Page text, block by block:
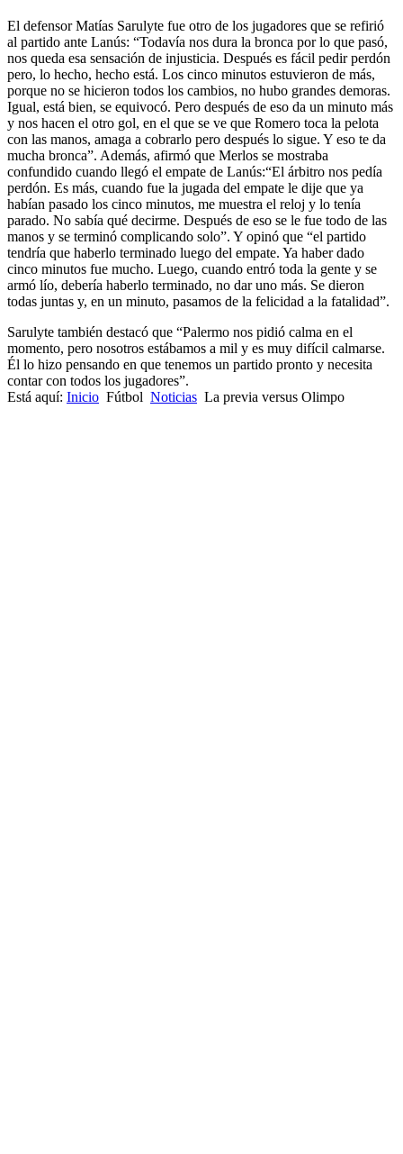
El defensor Matías Sarulyte fue otro de los jugadores que se refirió
al partido ante Lanús: “Todavía nos dura la bronca por lo que pasó,
nos queda esa sensación de injusticia. Después es fácil pedir perdón
pero, lo hecho, hecho está. Los cinco minutos estuvieron de más,
porque no se hicieron todos los cambios, no hubo grandes demoras.
Igual, está bien, se equivocó. Pero después de eso da un minuto más
y nos hacen el otro gol, en el que se ve que Romero toca la pelota
con las manos, amaga a cobrarlo pero después lo sigue. Y eso te da
mucha bronca”. Además, afirmó que Merlos se mostraba
confundido cuando llegó el empate de Lanús:“El árbitro nos pedía
perdón. Es más, cuando fue la jugada del empate le dije que ya
habían pasado los cinco minutos, me muestra el reloj y lo tenía
parado. No sabía qué decirme. Después de eso se le fue todo de las
manos y se terminó complicando solo”. Y opinó que “el partido
tendría que haberlo terminado luego del empate. Ya haber dado
cinco minutos fue mucho. Luego, cuando entró toda la gente y se
armó lío, debería haberlo terminado, no dar uno más. Se dieron
todas juntas y, en un minuto, pasamos de la felicidad a la fatalidad”.
Sarulyte también destacó que “Palermo nos pidió calma en el
momento, pero nosotros estábamos a mil y es muy difícil calmarse.
Él lo hizo pensando en que tenemos un partido pronto y necesita
contar con todos los jugadores”.
Está aquí: Inicio Fútbol Noticias La previa versus Olimpo